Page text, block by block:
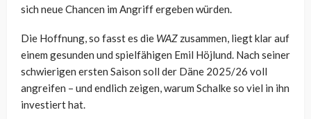
sich neue Chancen im Angriff ergeben würden.
Die Hoffnung, so fasst es die WAZ zusammen, liegt klar auf
einem gesunden und spielfähigen Emil Höjlund. Nach seiner
schwierigen ersten Saison soll der Däne 2025/26 voll
angreifen – und endlich zeigen, warum Schalke so viel in ihn
investiert hat.